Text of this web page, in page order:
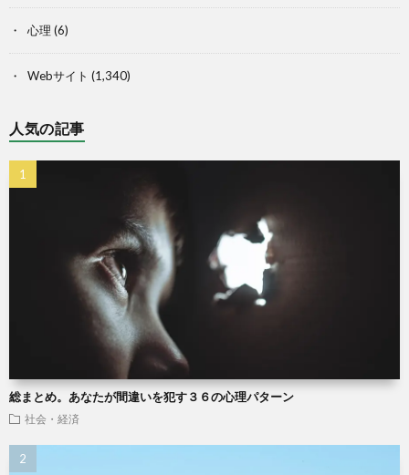
心理 (6)
Webサイト (1,340)
人気の記事
総まとめ。あなたが間違いを犯す３６の心理パターン
社会・経済